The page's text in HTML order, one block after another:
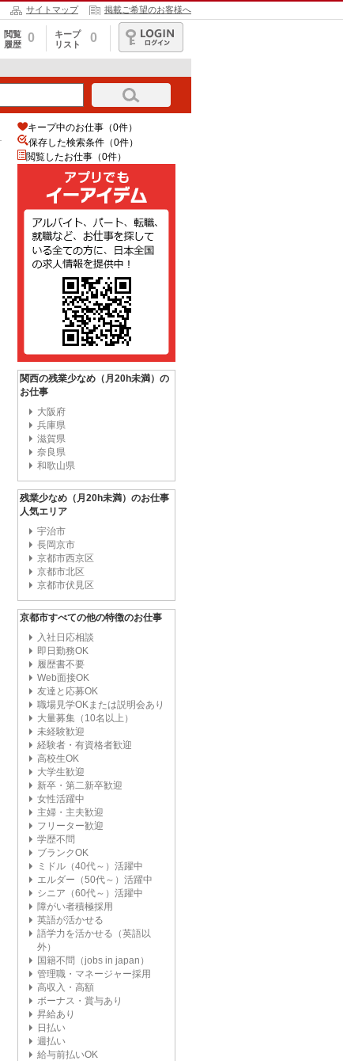
サイトマップ 掲載ご希望のお客様へ
閲覧
履歴
0
キープ
リスト
0
ログイン
キープ中のお仕事（0件）
保存した検索条件（0件）
閲覧したお仕事（0件）
関西の残業少なめ（月20h未満）の
お仕事
大阪府
兵庫県
滋賀県
奈良県
和歌山県
残業少なめ（月20h未満）のお仕事
人気エリア
宇治市
長岡京市
京都市西京区
京都市北区
京都市伏見区
京都市すべての他の特徴のお仕事
入社日応相談
即日勤務OK
履歴書不要
Web面接OK
友達と応募OK
職場見学OKまたは説明会あり
大量募集（10名以上）
未経験歓迎
経験者・有資格者歓迎
高校生OK
大学生歓迎
新卒・第二新卒歓迎
女性活躍中
主婦・主夫歓迎
フリーター歓迎
学歴不問
ブランクOK
ミドル（40代～）活躍中
エルダー（50代～）活躍中
シニア（60代～）活躍中
障がい者積極採用
英語が活かせる
語学力を活かせる（英語以
外）
国籍不問（jobs in japan）
管理職・マネージャー採用
高収入・高額
ボーナス・賞与あり
昇給あり
日払い
週払い
給与前払いOK